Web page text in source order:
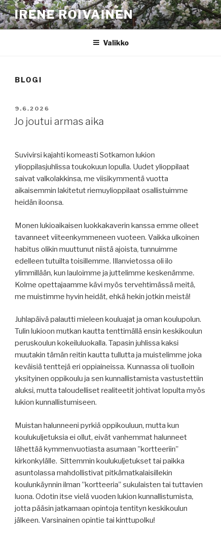
Siirry
sisältöönIRENE ROIVAINEN
Valikko
BLOGI
JULKAISTU
9.6.2026
Jo joutui armas aika
Suvivirsi kajahti komeasti Sotkamon lukion
ylioppilasjuhlissa toukokuun lopulla. Uudet ylioppilaat
saivat valkolakkinsa, me viisikymmentä vuotta
aikaisemmin lakitetut riemuylioppilaat osallistuimme
heidän iloonsa.
Monen lukioaikaisen luokkakaverin kanssa emme olleet
tavanneet viiteenkymmeneen vuoteen. Vaikka ulkoinen
habitus olikin muuttunut niistä ajoista, tunnuimme
edelleen tutuilta toisillemme. Illanvietossa oli ilo
ylimmillään, kun lauloimme ja juttelimme keskenämme.
Kolme opettajaamme kävi myös tervehtimässä meitä,
me muistimme hyvin heidät, ehkä hekin jotkin meistä!
Juhlapäivä palautti mieleen kouluajat ja oman koulupolun.
Tulin lukioon mutkan kautta tenttimällä ensin keskikoulun
peruskoulun kokeiluluokalla. Tapasin juhlissa kaksi
muutakin tämän reitin kautta tullutta ja muistelimme joka
keväisiä tenttejä eri oppiaineissa. Kunnassa oli tuolloin
yksityinen oppikoulu ja sen kunnallistamista vastustettiin
aluksi, mutta taloudelliset realiteetit johtivat lopulta myös
lukion kunnallistumiseen.
Muistan halunneeni pyrkiä oppikouluun, mutta kun
koulukuljetuksia ei ollut, eivät vanhemmat halunneet
lähettää kymmenvuotiasta asumaan ”kortteeriin”
kirkonkylälle. Sittemmin koulukuljetukset tai paikka
asuntolassa mahdollistivat pitkämatkalaisillekin
koulunkäynnin ilman ”kortteeria” sukulaisten tai tuttavien
luona. Odotin itse vielä vuoden lukion kunnallistumista,
jotta pääsin jatkamaan opintoja tentityn keskikoulun
jälkeen. Varsinainen opintie tai kinttupolku!